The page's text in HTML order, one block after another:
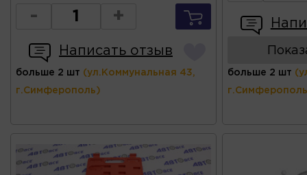
- +
Написать отзыв
больше 2 шт (ул.Коммунальная 43,
г.Симферополь)
больше 2 шт